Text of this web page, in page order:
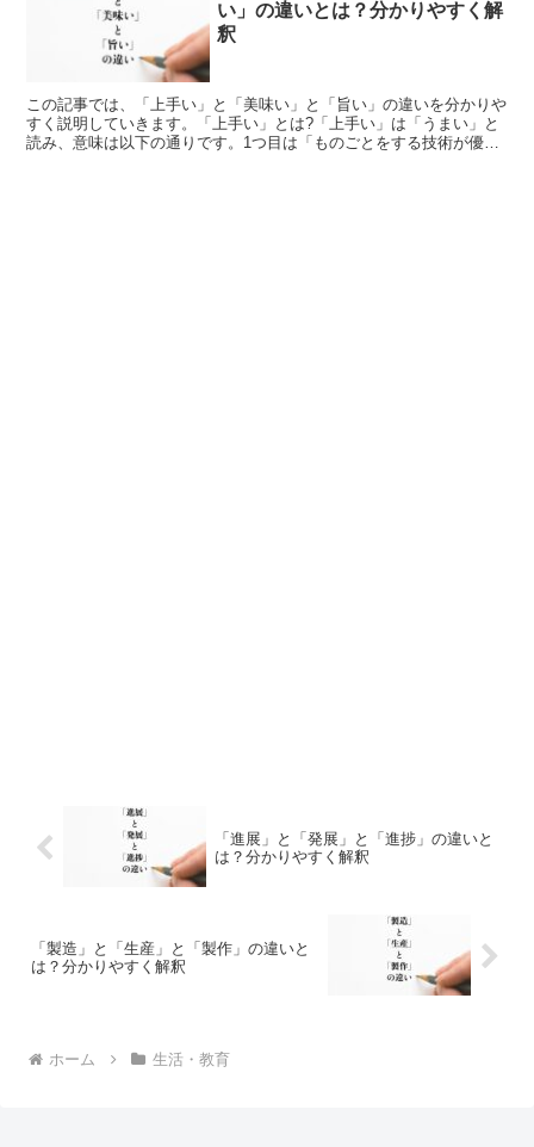
い」の違いとは？分かりやすく解
釈
この記事では、「上手い」と「美味い」と「旨い」の違いを分かりや
すく説明していきます。「上手い」とは?「上手い」は「うまい」と
読み、意味は以下の通りです。1つ目は「ものごとをする技術が優れ
「進展」と「発展」と「進捗」の違いと
は？分かりやすく解釈
「製造」と「生産」と「製作」の違いと
は？分かりやすく解釈
ホーム 生活・教育